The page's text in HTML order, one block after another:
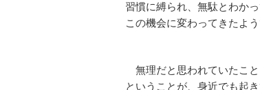
習慣に縛られ、無駄とわか
この機会に変わってきたよう
無理だと思われていたこと
ということが、身近でも起き